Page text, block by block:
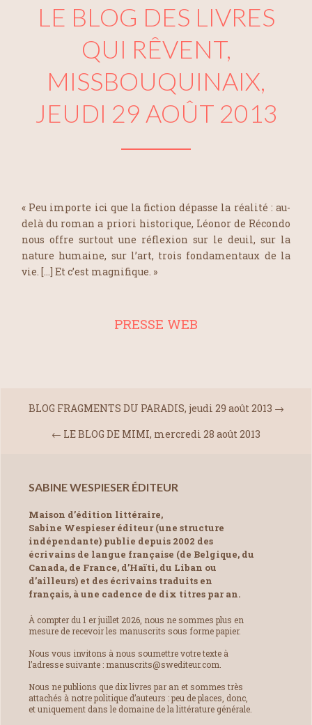
LE BLOG DES LIVRES
QUI RÊVENT,
MISSBOUQUINAIX,
JEUDI 29 AOÛT 2013
« Peu importe ici que la fiction dépasse la réalité : au-
delà du roman a priori historique, Léonor de Récondo
nous offre surtout une réflexion sur le deuil, sur la
nature humaine, sur l’art, trois fondamentaux de la
vie. […] Et c’est magnifique. »
PRESSE WEB
BLOG FRAGMENTS DU PARADIS, jeudi 29 août 2013 →
← LE BLOG DE MIMI, mercredi 28 août 2013
SABINE WESPIESER ÉDITEUR
Maison d’édition littéraire,
Sabine Wespieser éditeur (une structure
indépendante) publie depuis 2002 des
écrivains de langue française (de Belgique, du
Canada, de France, d’Haïti, du Liban ou
d’ailleurs) et des écrivains traduits en
français, à une cadence de dix titres par an.
À compter du 1 er juillet 2026, nous ne sommes plus en
mesure de recevoir les manuscrits sous forme papier.
Nous vous invitons à nous soumettre votre texte à
l’adresse suivante : manuscrits@swediteur.com.
Nous ne publions que dix livres par an et sommes très
attachés à notre politique d’auteurs : peu de places, donc,
et uniquement dans le domaine de la littérature générale.